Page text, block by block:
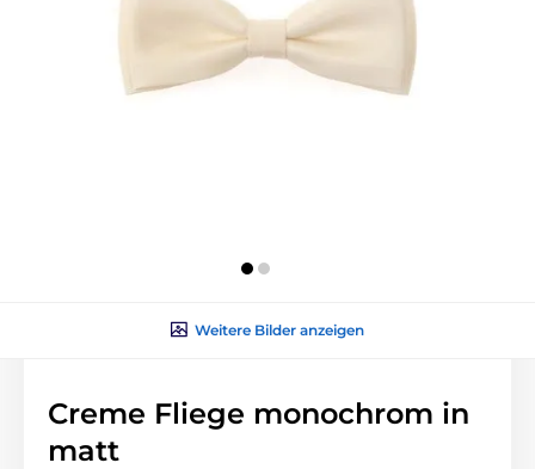
Weitere Bilder anzeigen
Creme Fliege monochrom in
matt